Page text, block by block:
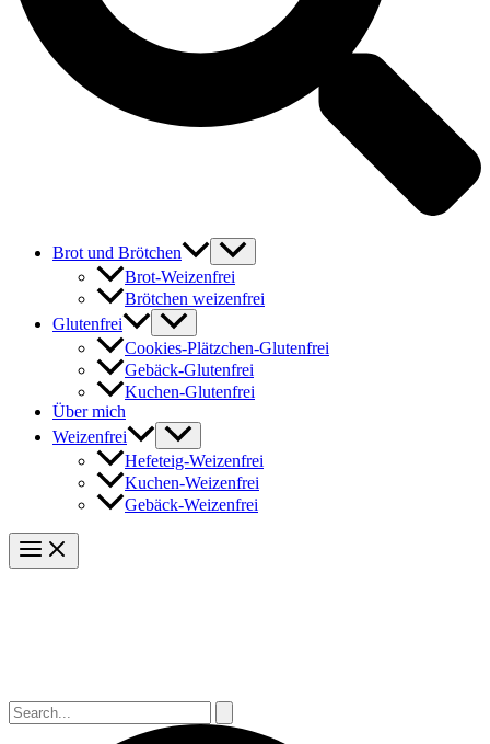
Brot und Brötchen
Brot-Weizenfrei
Brötchen weizenfrei
Glutenfrei
Cookies-Plätzchen-Glutenfrei
Gebäck-Glutenfrei
Kuchen-Glutenfrei
Über mich
Weizenfrei
Hefeteig-Weizenfrei
Kuchen-Weizenfrei
Gebäck-Weizenfrei
Suchen
nach: